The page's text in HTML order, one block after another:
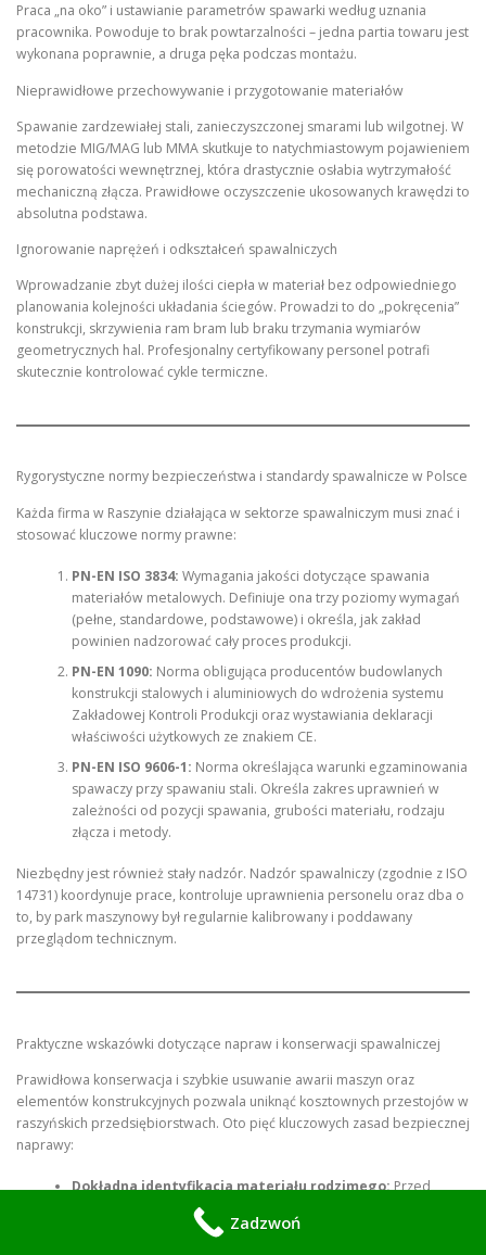
Praca „na oko” i ustawianie parametrów spawarki według uznania
pracownika. Powoduje to brak powtarzalności – jedna partia towaru jest
wykonana poprawnie, a druga pęka podczas montażu.
Nieprawidłowe przechowywanie i przygotowanie materiałów
Spawanie zardzewiałej stali, zanieczyszczonej smarami lub wilgotnej. W
metodzie MIG/MAG lub MMA skutkuje to natychmiastowym pojawieniem
się porowatości wewnętrznej, która drastycznie osłabia wytrzymałość
mechaniczną złącza. Prawidłowe oczyszczenie ukosowanych krawędzi to
absolutna podstawa.
Ignorowanie naprężeń i odkształceń spawalniczych
Wprowadzanie zbyt dużej ilości ciepła w materiał bez odpowiedniego
planowania kolejności układania ściegów. Prowadzi to do „pokręcenia”
konstrukcji, skrzywienia ram bram lub braku trzymania wymiarów
geometrycznych hal. Profesjonalny certyfikowany personel potrafi
skutecznie kontrolować cykle termiczne.
Rygorystyczne normy bezpieczeństwa i standardy spawalnicze w Polsce
Każda firma w Raszynie działająca w sektorze spawalniczym musi znać i
stosować kluczowe normy prawne:
PN-EN ISO 3834: Wymagania jakości dotyczące spawania
materiałów metalowych. Definiuje ona trzy poziomy wymagań
(pełne, standardowe, podstawowe) i określa, jak zakład
powinien nadzorować cały proces produkcji.
PN-EN 1090: Norma obligująca producentów budowlanych
konstrukcji stalowych i aluminiowych do wdrożenia systemu
Zakładowej Kontroli Produkcji oraz wystawiania deklaracji
właściwości użytkowych ze znakiem CE.
PN-EN ISO 9606-1: Norma określająca warunki egzaminowania
spawaczy przy spawaniu stali. Określa zakres uprawnień w
zależności od pozycji spawania, grubości materiału, rodzaju
złącza i metody.
Niezbędny jest również stały nadzór. Nadzór spawalniczy (zgodnie z ISO
14731) koordynuje prace, kontroluje uprawnienia personelu oraz dba o
to, by park maszynowy był regularnie kalibrowany i poddawany
przeglądom technicznym.
Praktyczne wskazówki dotyczące napraw i konserwacji spawalniczej
Prawidłowa konserwacja i szybkie usuwanie awarii maszyn oraz
elementów konstrukcyjnych pozwala uniknąć kosztownych przestojów w
raszyńskich przedsiębiorstwach. Oto pięć kluczowych zasad bezpiecznej
naprawy:
Dokładna identyfikacja materiału rodzimego:Przed
przystąpieniem do spawania naprawczego (np. pękniętej ramy
naczepy) należy precyzyjnie ustalić rodzaj stali. Użycie
Zadzwoń